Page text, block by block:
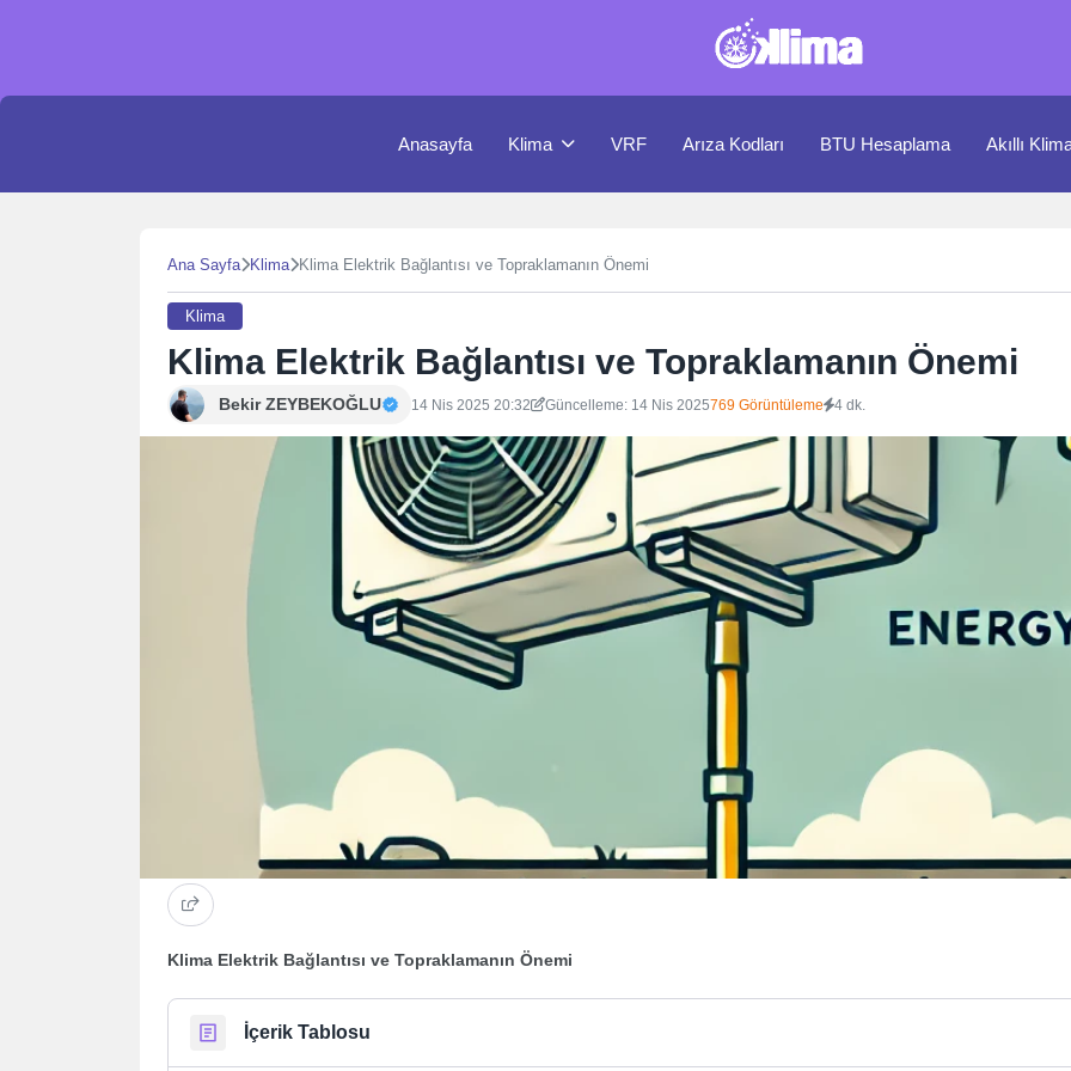
Anasayfa Klima VRF Arıza Kodları BTU Hesaplama Akıllı
Ana Sayfa Klima Klima Elektrik Bağlantısı ve Topraklamanın Önemi
Klima
Klima Elektrik Bağlantısı ve Topraklamanın Önemi
Bekir ZEYBEKOĞLU 14 Nis 2025 20:32 Güncelleme: 14 Nis 2025769 Görüntüleme 4 dk.
Klima Elektrik Bağlantısı ve Topraklamanın Önemi
İçerik Tablosu